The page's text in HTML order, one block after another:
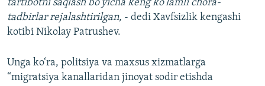
tartibotni saqlash bo‘yicha keng ko‘lamli chora-
tadbirlar rejalashtirilgan, - dedi Xavfsizlik kengashi
kotibi Nikolay Patrushev.
Unga ko‘ra, politsiya va maxsus xizmatlarga
“migratsiya kanallaridan jinoyat sodir etishda